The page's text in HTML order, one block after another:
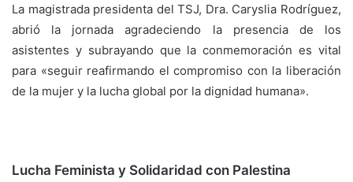
La magistrada presidenta del TSJ, Dra. Caryslia Rodríguez,
abrió la jornada agradeciendo la presencia de los
asistentes y subrayando que la conmemoración es vital
para «seguir reafirmando el compromiso con la liberación
de la mujer y la lucha global por la dignidad humana».
Lucha Feminista y Solidaridad con Palestina